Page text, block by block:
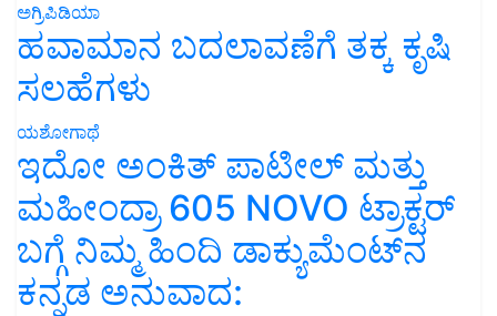
ಅಗ್ರಿಪಿಡಿಯಾ
ಹವಾಮಾನ ಬದಲಾವಣೆಗೆ ತಕ್ಕ ಕೃಷಿ
ಸಲಹೆಗಳು
ಯಶೋಗಾಥೆ
ಇದೋ ಅಂಕಿತ್ ಪಾಟೀಲ್ ಮತ್ತು
ಮಹೀಂದ್ರಾ 605 NOVO ಟ್ರಾಕ್ಟರ್
ಬಗ್ಗೆ ನಿಮ್ಮ ಹಿಂದಿ ಡಾಕ್ಯುಮೆಂಟ್‌ನ
ಕನ್ನಡ ಅನುವಾದ: